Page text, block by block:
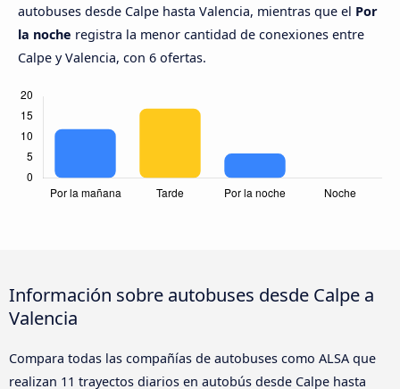
autobuses desde Calpe hasta Valencia, mientras que el Por
la noche registra la menor cantidad de conexiones entre
Calpe y Valencia, con 6 ofertas.
Información sobre autobuses desde Calpe a
Valencia
Compara todas las compañías de autobuses como ALSA que
realizan 11 trayectos diarios en autobús desde Calpe hasta